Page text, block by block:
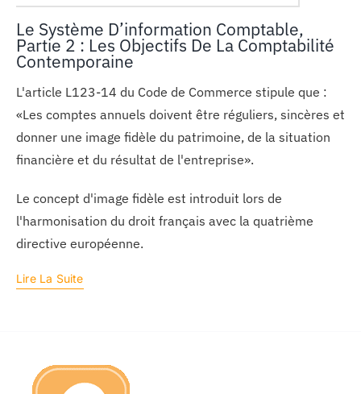
Le Système D’information Comptable,
Partie 2 : Les Objectifs De La Comptabilité
Contemporaine
L'article L123-14 du Code de Commerce stipule que :
«Les comptes annuels doivent être réguliers, sincères et
donner une image fidèle du patrimoine, de la situation
financière et du résultat de l'entreprise».
Le concept d'image fidèle est introduit lors de
l'harmonisation du droit français avec la quatrième
directive européenne.
Lire La Suite